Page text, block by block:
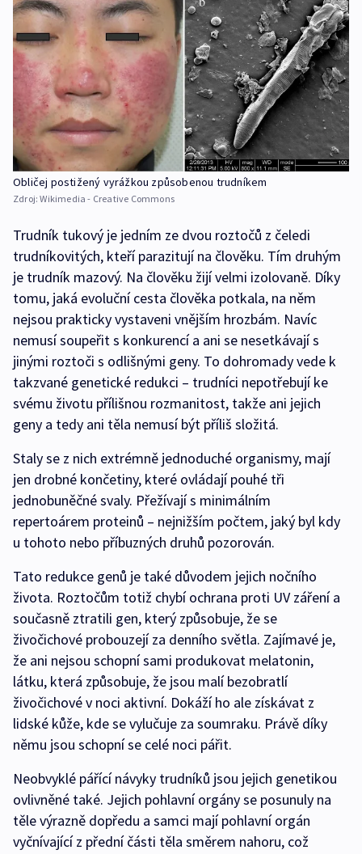
Obličej postižený vyrážkou způsobenou trudníkem
Zdroj:Wikimedia - Creative Commons
Trudník tukový je jedním ze dvou roztočů z čeledi
trudníkovitých, kteří parazitují na člověku. Tím druhým
je trudník mazový. Na člověku žijí velmi izolovaně. Díky
tomu, jaká evoluční cesta člověka potkala, na něm
nejsou prakticky vystaveni vnějším hrozbám. Navíc
nemusí soupeřit s konkurencí a ani se nesetkávají s
jinými roztoči s odlišnými geny. To dohromady vede k
takzvané genetické redukci –⁠ trudníci nepotřebují ke
svému životu přílišnou rozmanitost, takže ani jejich
geny a tedy ani těla nemusí být příliš složitá.
Staly se z nich extrémně jednoduché organismy, mají
jen drobné končetiny, které ovládají pouhé tři
jednobuněčné svaly. Přežívají s minimálním
repertoárem proteinů –⁠ nejnižším počtem, jaký byl kdy
u tohoto nebo příbuzných druhů pozorován.
Tato redukce genů je také důvodem jejich nočního
života. Roztočům totiž chybí ochrana proti UV záření a
současně ztratili gen, který způsobuje, že se
živočichové probouzejí za denního světla. Zajímavé je,
že ani nejsou schopní sami produkovat melatonin,
látku, která způsobuje, že jsou malí bezobratlí
živočichové v noci aktivní. Dokáží ho ale získávat z
lidské kůže, kde se vylučuje za soumraku. Právě díky
němu jsou schopní se celé noci pářit.
Neobvyklé pářící návyky trudníků jsou jejich genetikou
ovlivněné také. Jejich pohlavní orgány se posunuly na
těle výrazně dopředu a samci mají pohlavní orgán
vyčnívající z přední části těla směrem nahoru, což